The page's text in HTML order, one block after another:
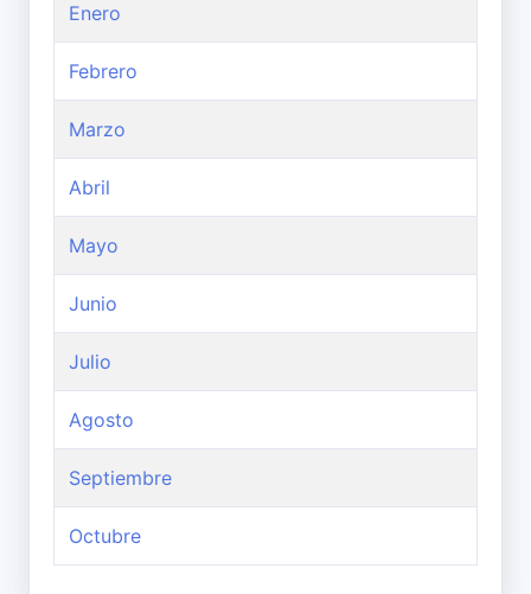
Enero
Febrero
Marzo
Abril
Mayo
Junio
Julio
Agosto
Septiembre
Octubre